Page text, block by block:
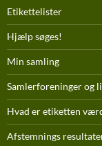
Etikettelister
Hjælp søges!
Min samling
Samlerforeninger og
Hvad er etiketten
Afstemnings